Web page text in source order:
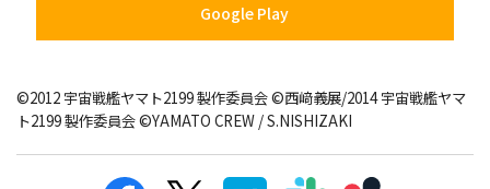
Google Play
©2012 宇宙戦艦ヤマト2199 製作委員会 ©西﨑義展/2014 宇宙戦艦ヤマ
ト2199 製作委員会 ©YAMATO CREW / S.NISHIZAKI